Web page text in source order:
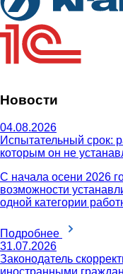
Новости
04.08.2026
Испытательный срок:
которым он не
С начала осени 2026
возможности
одной категории
Подробнее
31.07.2026
Законодатель
иностранными